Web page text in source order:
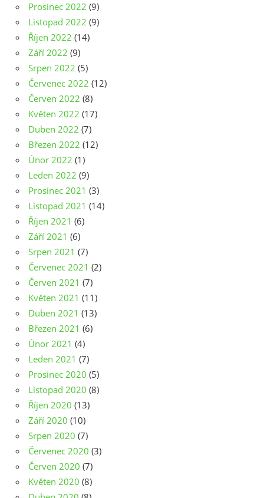
Prosinec 2022 (9)
Listopad 2022 (9)
Říjen 2022 (14)
Září 2022 (9)
Srpen 2022 (5)
Červenec 2022 (12)
Červen 2022 (8)
Květen 2022 (17)
Duben 2022 (7)
Březen 2022 (12)
Únor 2022 (1)
Leden 2022 (9)
Prosinec 2021 (3)
Listopad 2021 (14)
Říjen 2021 (6)
Září 2021 (6)
Srpen 2021 (7)
Červenec 2021 (2)
Červen 2021 (7)
Květen 2021 (11)
Duben 2021 (13)
Březen 2021 (6)
Únor 2021 (4)
Leden 2021 (7)
Prosinec 2020 (5)
Listopad 2020 (8)
Říjen 2020 (13)
Září 2020 (10)
Srpen 2020 (7)
Červenec 2020 (3)
Červen 2020 (7)
Květen 2020 (8)